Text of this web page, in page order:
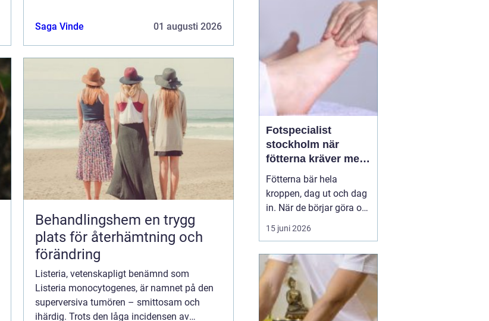
Saga Vinde 01 augusti 2026
Behandlingshem en trygg
plats för återhämtning och
förändring
Listeria, vetenskapligt benämnd som
Listeria monocytogenes, är namnet på den
superversiva tumören – smittosam och
ihärdig. Trots den låga incidensen av
släppa. En legitimerad
sjukgymnast kan då
göra stor skillnad.
Genom n...
Fotspecialist
stockholm när
fötterna kräver mer
än vanliga sulor
Fötterna bär hela
kroppen, dag ut och dag
in. När de börjar göra ont
påverkas mer än bara
stegen sömn, träning,
lidande. Många försöker
länge med egenvård,
inlägg från sportbutiken
eller vila, men
15 juni 2026